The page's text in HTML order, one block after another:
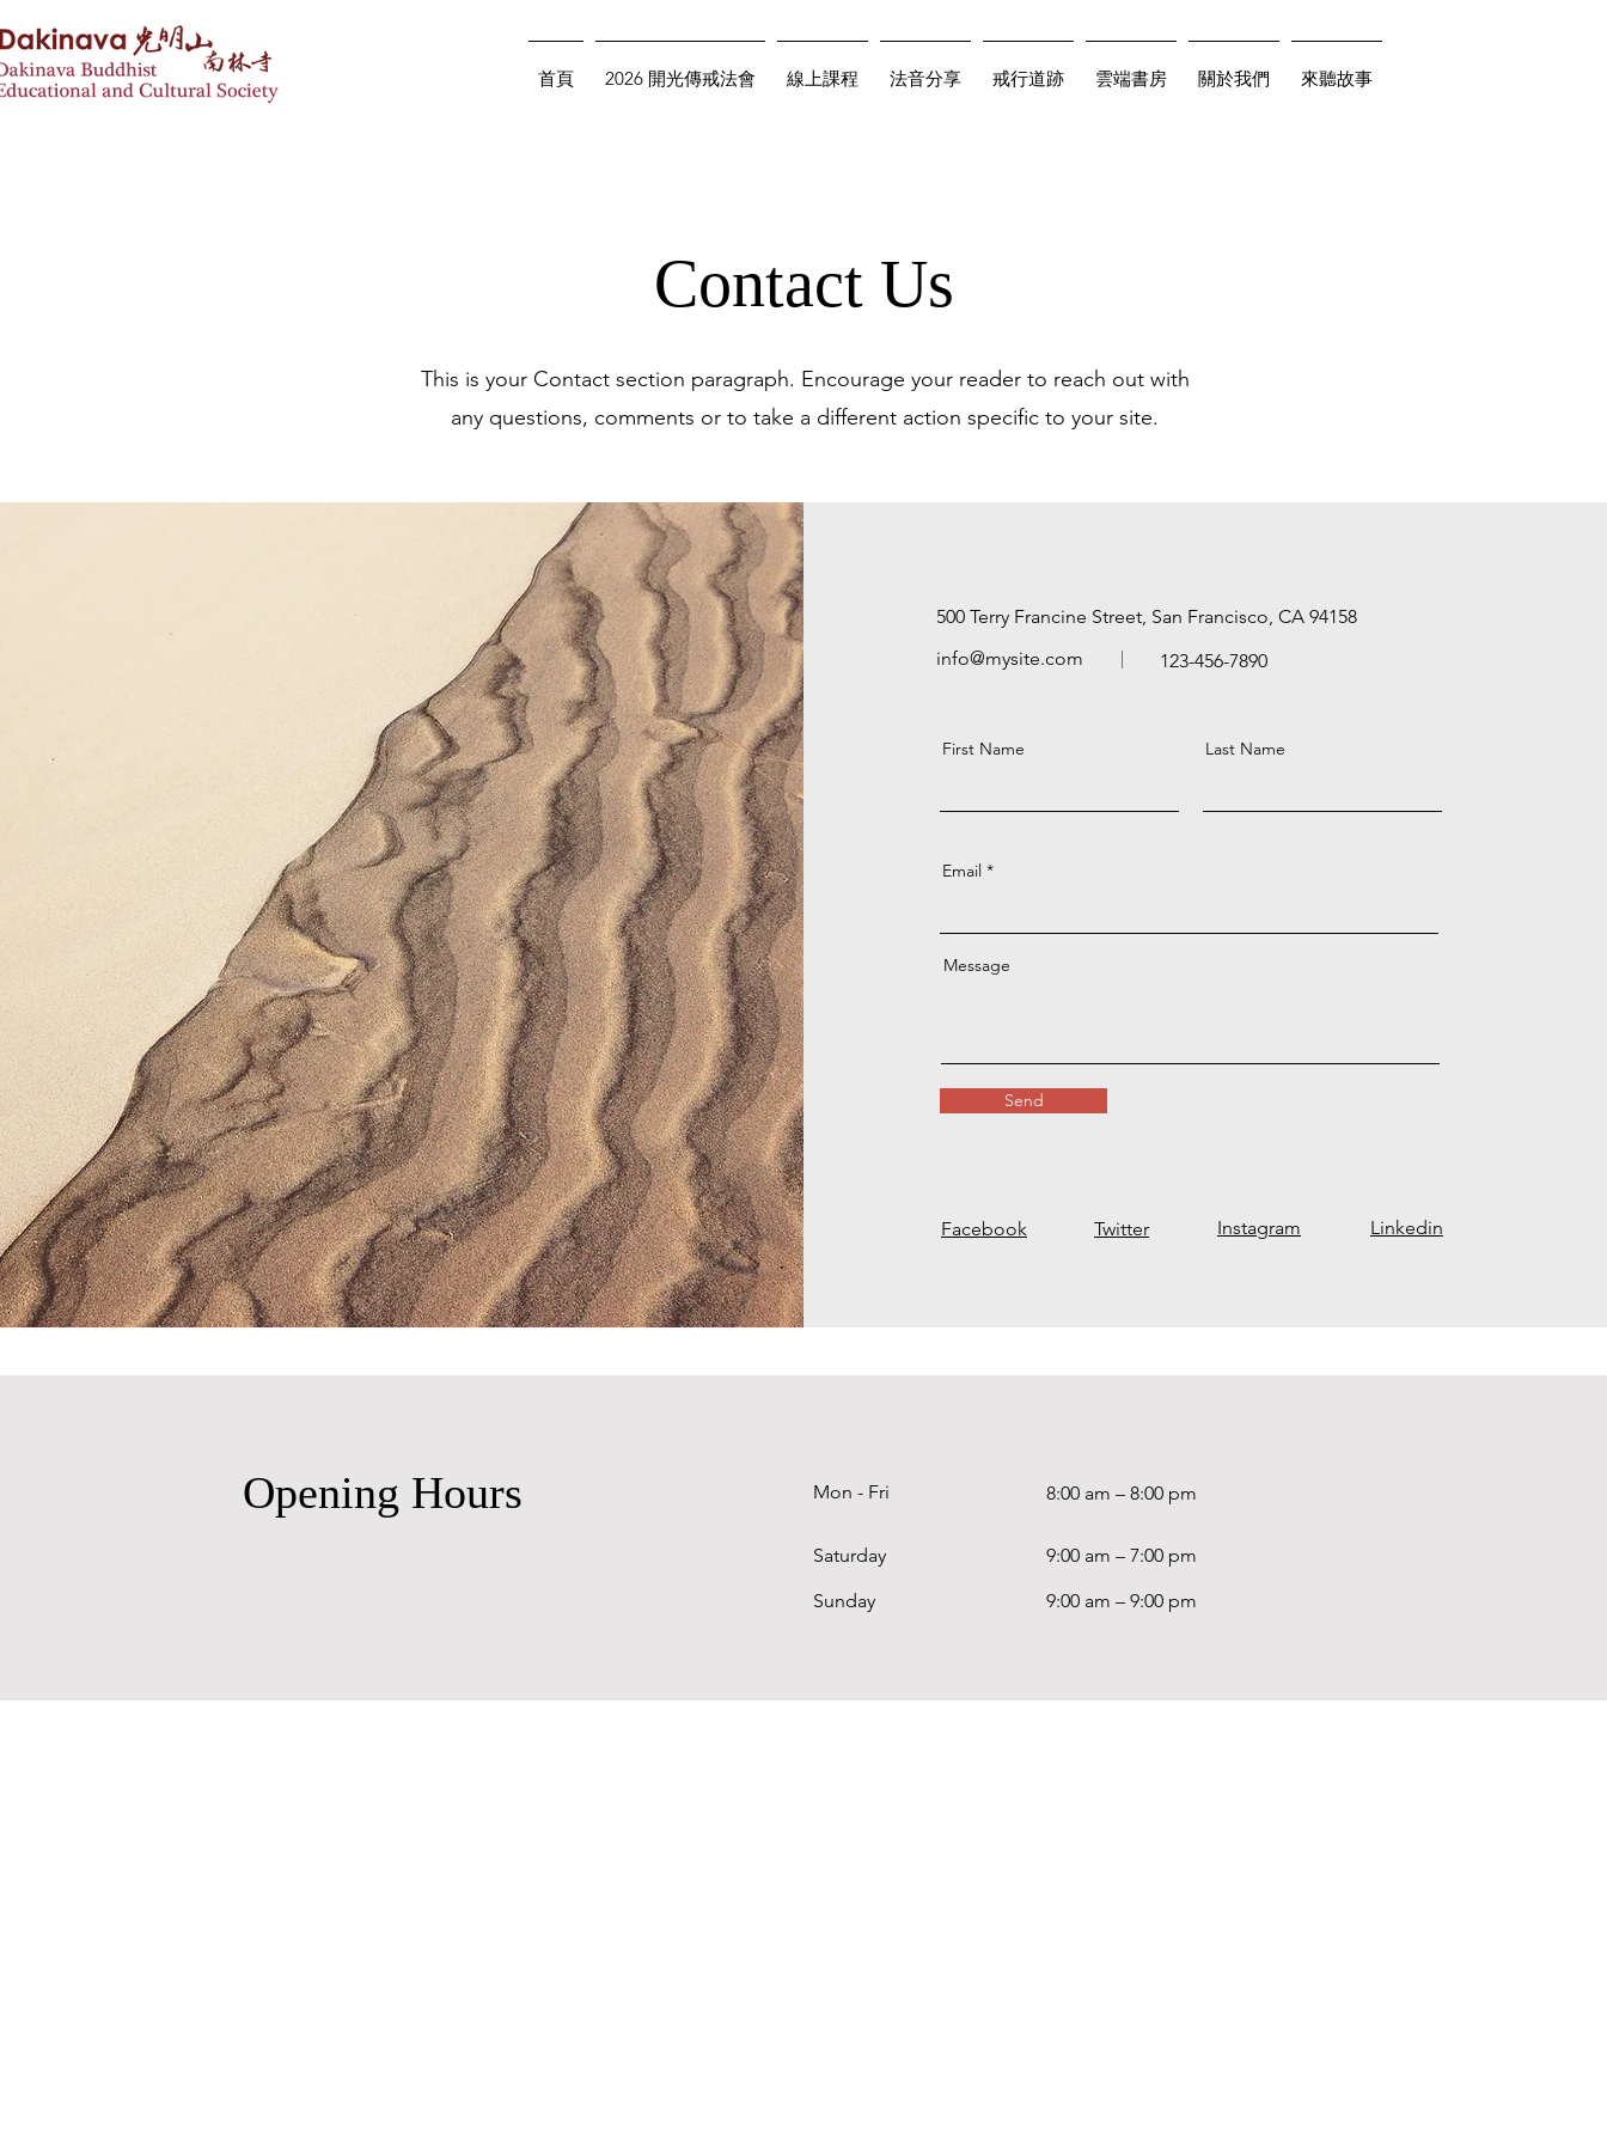
首頁 2026 開光傳戒法會 線上課程 法音分享 戒行道跡 雲端書房 關於我們 來聽故事
Contact Us
This is your Contact section paragraph. Encourage your reader to reach out with
any questions, comments or to take a different action specific to your site.
500 Terry Francine Street, San Francisco, CA 94158
info@mysite.com
123-456-7890
First Name Last Name
Email
Message
Send
Facebook Twitter Instagram Linkedin
Opening Hours Mon - Fri 8:00 am – 8:00 pm
Saturday
9:00 am – 7:00 pm
​Sunday
9:00 am – 9:00 pm